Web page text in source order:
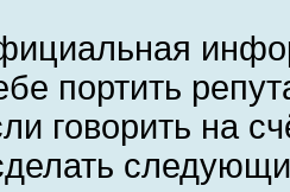
портить
говорить на